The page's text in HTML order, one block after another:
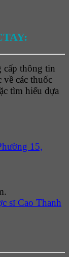
thông tin
các thuốc
tìm hiểu dựa
15,
sĩ Cao Thanh